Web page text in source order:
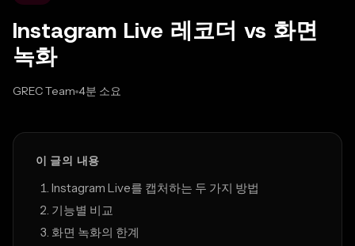
Instagram Live 레코더 vs 화면
녹화
GREC Team 4분 소요
Mar 21, 2026
이 글의 내용
Instagram Live를 캡처하는 두 가지 방법
기능별 비교
화면 녹화의 한계